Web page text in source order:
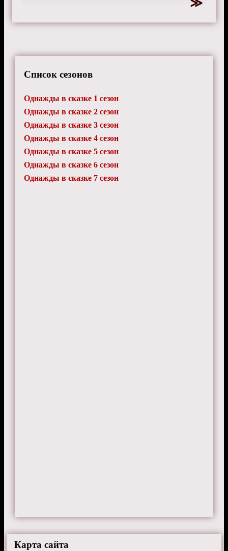
Слишком много персонажей, трудно
Список сезонов
Однажды в сказке 1 сезон
Однажды в сказке 2 сезон
Однажды в сказке 3 сезон
Однажды в сказке 4 сезон
Однажды в сказке 5 сезон
Однажды в сказке 6 сезон
Однажды в сказке 7 сезон
Карта сайта